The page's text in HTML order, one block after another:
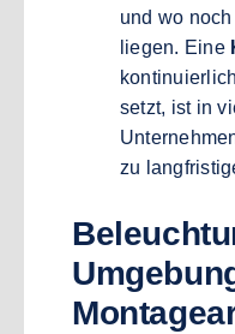
und wo
liegen. Eine
setzt, ist in
zu